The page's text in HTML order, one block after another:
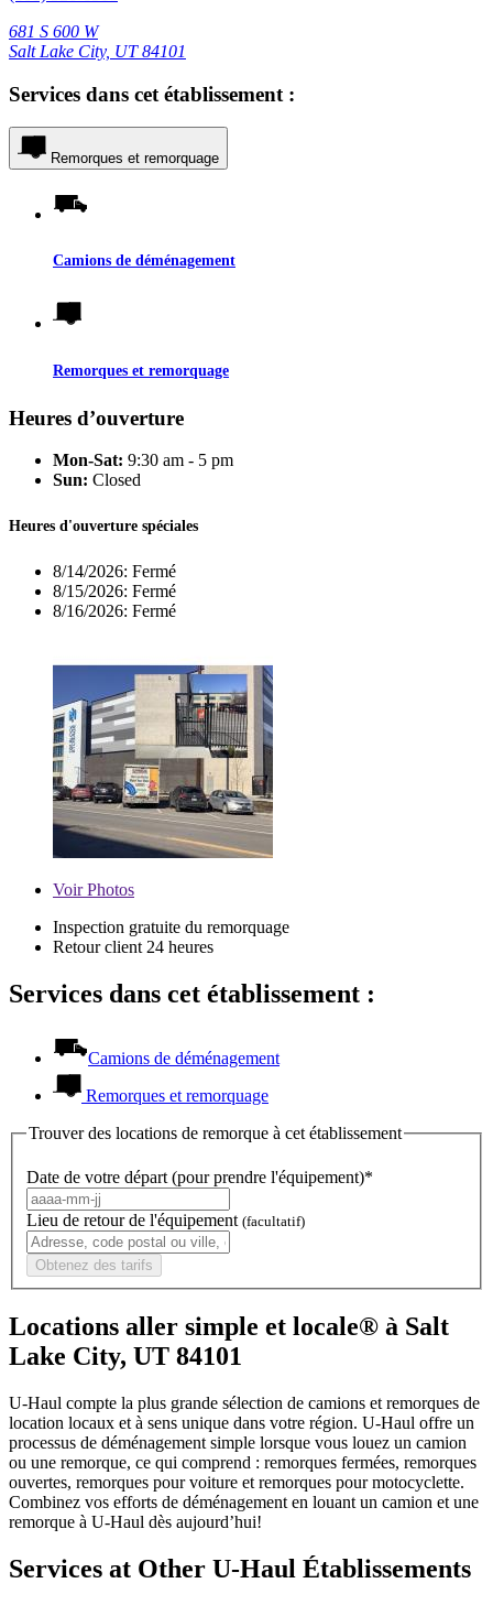
681 S 600 W
Salt Lake City, UT 84101
Services dans cet établissement :
Remorques et remorquage
Camions de déménagement
Remorques et remorquage
Heures d’ouverture
Mon-Sat: 9:30 am - 5 pm
Sun: Closed
Heures d'ouverture spéciales
8/14/2026: Fermé
8/15/2026: Fermé
8/16/2026: Fermé
VoirPhotos
Inspection gratuite du remorquage
Retour client 24 heures
Services dans cet établissement :
Camions de déménagement
Remorques et remorquage
Trouver des locations de remorque à cet établissement
Date de votre départ (pour prendre l'équipement)*
Lieu de retour de l'équipement (facultatif)
Obtenez des tarifs
Locations aller simple et locale® à Salt
Lake City, UT 84101
U-Haul compte la plus grande sélection de camions et remorques de
location locaux et à sens unique dans votre région. U-Haul offre un
processus de déménagement simple lorsque vous louez un camion
ou une remorque, ce qui comprend : remorques fermées, remorques
ouvertes, remorques pour voiture et remorques pour motocyclette.
Combinez vos efforts de déménagement en louant un camion et une
remorque à U-Haul dès aujourd’hui!
Services at Other U-Haul Établissements